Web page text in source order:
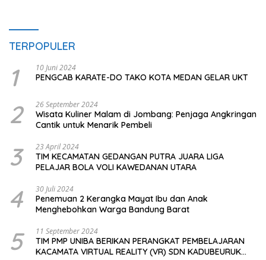
TERPOPULER
1 10 Juni 2024
PENGCAB KARATE-DO TAKO KOTA MEDAN GELAR UKT
2 26 September 2024
Wisata Kuliner Malam di Jombang: Penjaga Angkringan
Cantik untuk Menarik Pembeli
3 23 April 2024
TIM KECAMATAN GEDANGAN PUTRA JUARA LIGA
PELAJAR BOLA VOLI KAWEDANAN UTARA
4 30 Juli 2024
Penemuan 2 Kerangka Mayat Ibu dan Anak
Menghebohkan Warga Bandung Barat
5 11 September 2024
TIM PMP UNIBA BERIKAN PERANGKAT PEMBELAJARAN
KACAMATA VIRTUAL REALITY (VR) SDN KADUBEURUK